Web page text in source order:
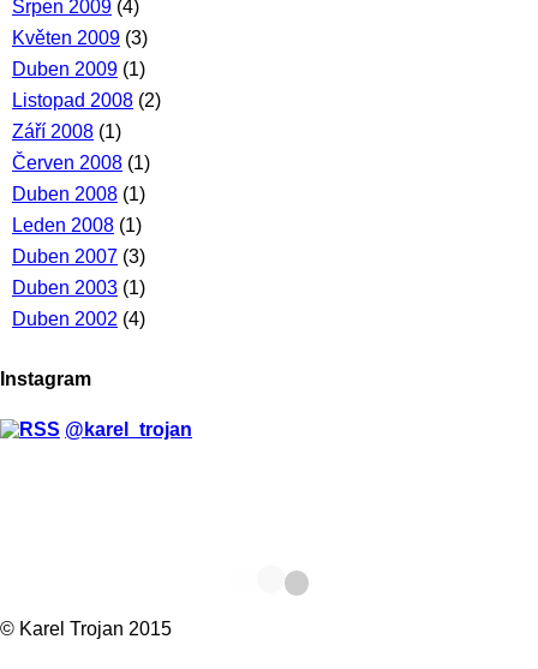
Srpen 2009 (4)
Květen 2009 (3)
Duben 2009 (1)
Listopad 2008 (2)
Září 2008 (1)
Červen 2008 (1)
Duben 2008 (1)
Leden 2008 (1)
Duben 2007 (3)
Duben 2003 (1)
Duben 2002 (4)
Instagram
@karel_trojan
© Karel Trojan 2015